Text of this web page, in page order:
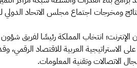
ومخرجات اجتماع مجلس الاتحاد الدولي
انتخاب المملكة رئيسًا لفريق
الاستراتيجية العربية للاقتصاد الرقمي،
الاتصالات وتقنية المعلومات.